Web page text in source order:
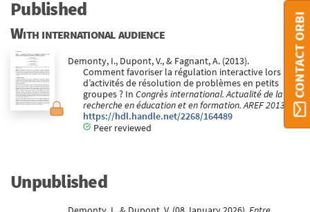
Published
With international audience
Demonty, I., Dupont, V., & Fagnant, A. (2013).
Comment favoriser la régulation interactive lors
d’activités de résolution de problèmes en petits
groupes ? In Congrès international. Actualité de la
recherche en éducation et en formation. AREF 2013
https://hdl.handle.net/2268/164489
Peer reviewed
Unpublished
CONTACT ORBI